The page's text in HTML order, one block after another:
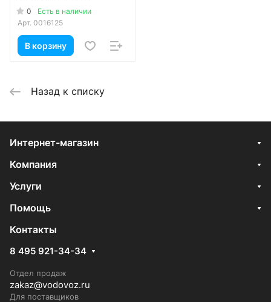
0
Есть в наличии
Арт. 0016125
В корзину
Назад к списку
Интернет-магазин
Компания
Услуги
Помощь
Контакты
8 495 921-34-34
Отдел продаж
zakaz@vodovoz.ru
Для поставщиков